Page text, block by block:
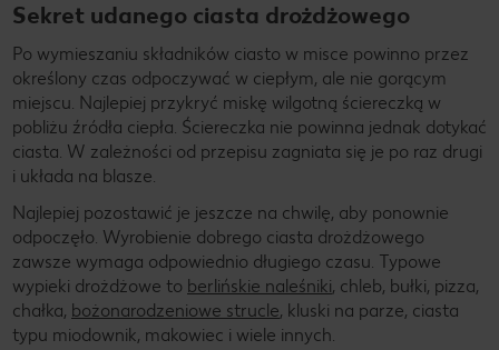
Sekret udanego ciasta drożdżowego
Po wymieszaniu składników ciasto w misce powinno przez
określony czas odpoczywać w ciepłym, ale nie gorącym
miejscu. Najlepiej przykryć miskę wilgotną ściereczką w
pobliżu źródła ciepła. Ściereczka nie powinna jednak dotykać
ciasta. W zależności od przepisu zagniata się je po raz drugi
i układa na blasze.
Najlepiej pozostawić je jeszcze na chwilę, aby ponownie
odpoczęło. Wyrobienie dobrego ciasta drożdżowego
zawsze wymaga odpowiednio długiego czasu. Typowe
wypieki drożdżowe to berlińskie naleśniki, chleb, bułki, pizza,
chałka, bożonarodzeniowe strucle, kluski na parze, ciasta
typu miodownik, makowiec i wiele innych.